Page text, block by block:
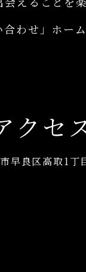
わせ」ホー
クセ
早良区高取1丁